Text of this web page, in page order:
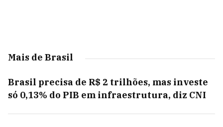
Mais de Brasil
Brasil precisa de R$ 2 trilhões, mas investe
só 0,13% do PIB em infraestrutura, diz CNI